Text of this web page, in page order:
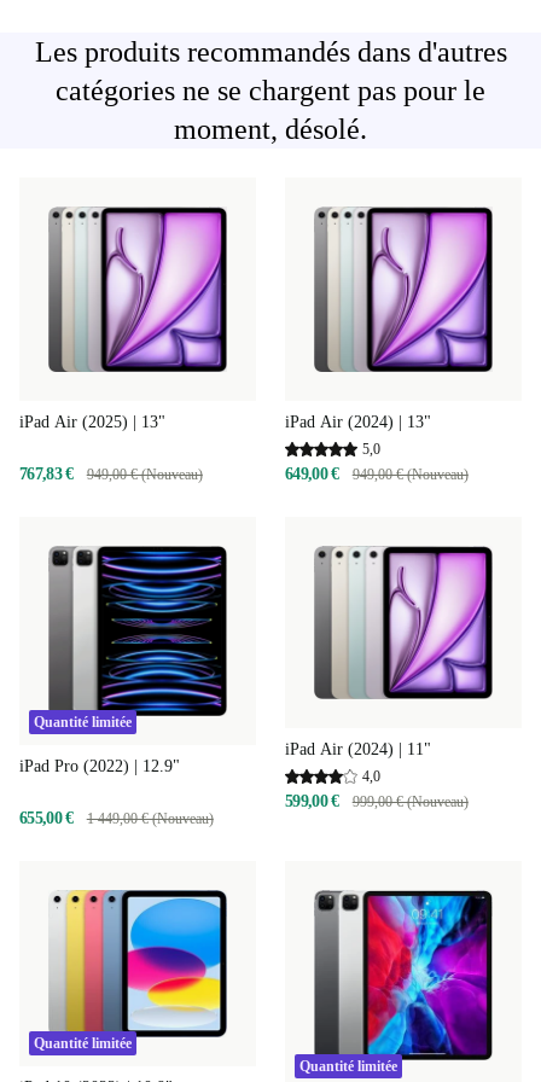
Les produits recommandés dans d'autres
catégories ne se chargent pas pour le
moment, désolé.
iPad Air (2025) | 13"
767,83 € 949,00 € (Nouveau)
iPad Air (2024) | 13"
5,0
649,00 € 949,00 € (Nouveau)
Quantité limitée
iPad Pro (2022) | 12.9"
655,00 € 1 449,00 € (Nouveau)
iPad Air (2024) | 11"
4,0
599,00 € 999,00 € (Nouveau)
Quantité limitée
Quantité limitée